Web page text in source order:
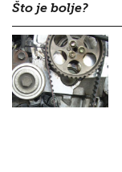
Što je bolje?